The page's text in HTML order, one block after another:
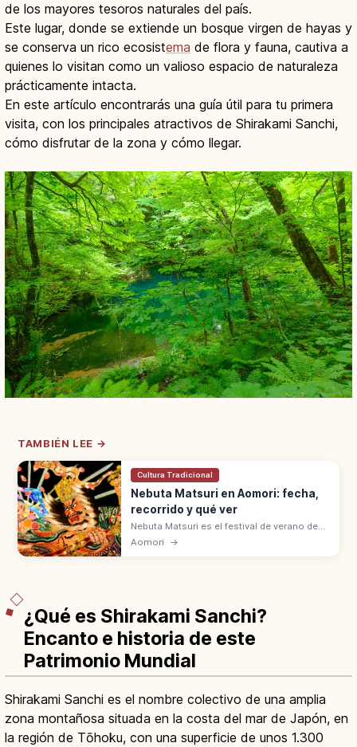
de los mayores tesoros naturales del país.
Este lugar, donde se extiende un bosque virgen de hayas y
se conserva un rico ecosistema de flora y fauna, cautiva a
quienes lo visitan como un valioso espacio de naturaleza
prácticamente intacta.
En este artículo encontrarás una guía útil para tu primera
visita, con los principales atractivos de Shirakami Sanchi,
cómo disfrutar de la zona y cómo llegar.
TAMBIÉN LEE →
Cultura Tradicional
Nebuta Matsuri en Aomori: fecha,
recorrido y qué ver
Nebuta Matsuri es el festival de verano de
Aomori, del 2 al 7 de agosto. Carrozas
Aomori →
¿Qué es Shirakami Sanchi?
Encanto e historia de este
Patrimonio Mundial
Shirakami Sanchi es el nombre colectivo de una amplia
zona montañosa situada en la costa del mar de Japón, en
la región de Tōhoku, con una superficie de unos 1.300